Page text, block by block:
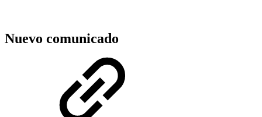
Nuevo comunicado